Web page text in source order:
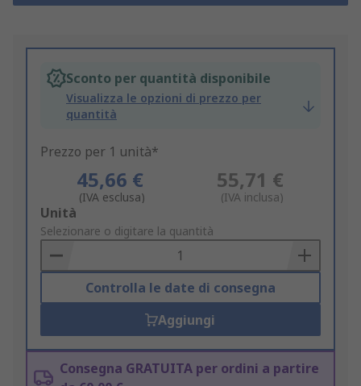
Sconto per quantità disponibile
Visualizza le opzioni di prezzo per
quantità
Prezzo per 1 unità*
45,66 €
(IVA esclusa)
55,71 €
(IVA inclusa)
Add
to
Basket
Unità
Selezionare o digitare la quantità
Controlla le date di consegna
Aggiungi
Consegna GRATUITA per ordini a partire